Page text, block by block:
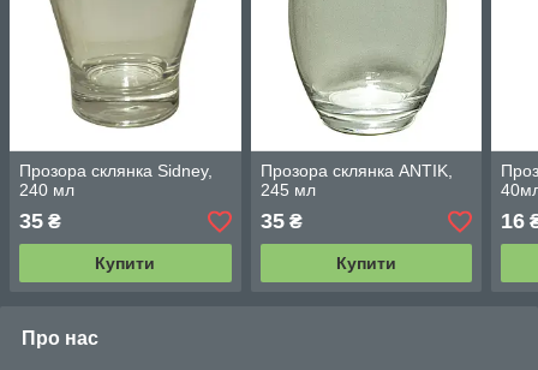
Прозора склянка Sidney,
240 мл
35 ₴
Купити
Прозора склянка ANTIK,
245 мл
35₴
Купити
16
Про нас